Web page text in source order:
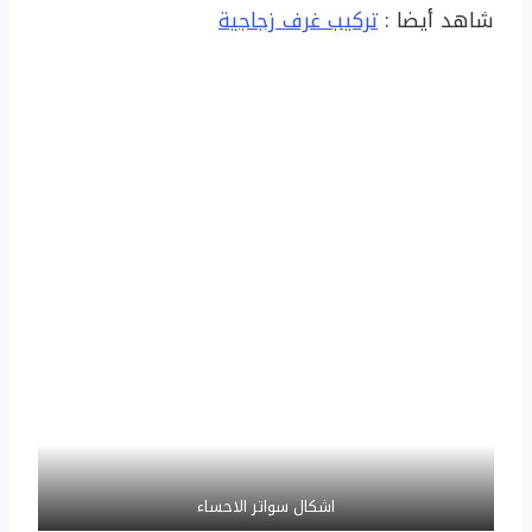
شاهد أيضا : تركيب غرف زجاجية
اشكال سواتر الاحساء